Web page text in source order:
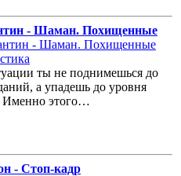
- Шаман. Похищенные
ты не поднимешься до
а упадешь до уровня
Именно этого…
- Стоп-кадр